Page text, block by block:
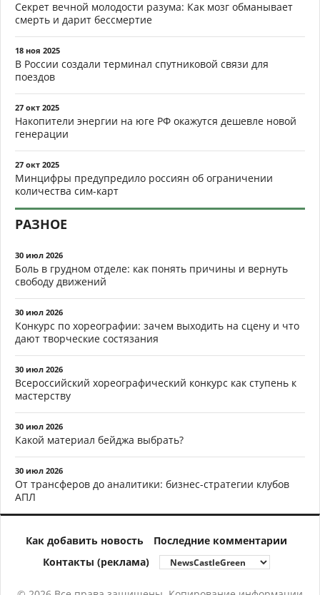
Секрет вечной молодости разума: Как мозг обманывает
смерть и дарит бессмертие
18 ноя 2025
В России создали терминал спутниковой связи для
поездов
27 окт 2025
Накопители энергии на юге РФ окажутся дешевле новой
генерации
27 окт 2025
Минцифры предупредило россиян об ограничении
количества сим-карт
РАЗНОЕ
30 июл 2026
Боль в грудном отделе: как понять причины и вернуть
свободу движений
30 июл 2026
Конкурс по хореографии: зачем выходить на сцену и что
дают творческие состязания
30 июл 2026
Всероссийский хореографический конкурс как ступень к
мастерству
30 июл 2026
Какой материал бейджа выбрать?
30 июл 2026
От трансферов до аналитики: бизнес-стратегии клубов
АПЛ
Как добавить новость
Последние комментарии
Контакты (реклама)